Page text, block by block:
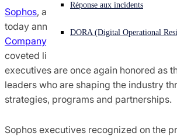
Réponse aux incidents
DORA (Digital Operational
Sophos, a global leader in next-
today announced that
Company, has named five Sophos
coveted list of
executives are once again honored as
leaders who are shaping the industry
strategies, programs and partnerships.
Sophos executives recognized on the